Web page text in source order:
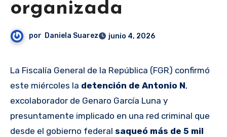
organizada
por Daniela Suarez junio 4, 2026
La Fiscalía General de la República (FGR) confirmó
este miércoles la detención de Antonio N,
excolaborador de Genaro García Luna y
presuntamente implicado en una red criminal que
desde el gobierno federal saqueó más de 5 mil